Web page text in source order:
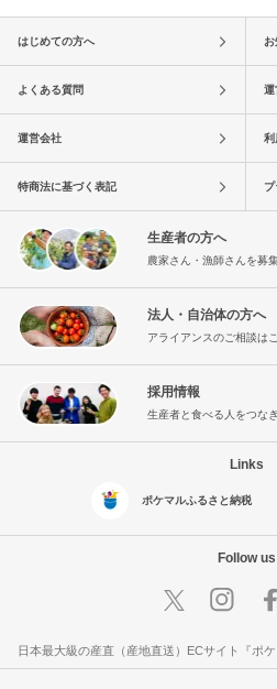
はじめての方へ
よくある質問 運
運営会社 利
特商法に基づく表記
生産者の方へ
農家さん・漁師さんを募
法人・自治体の方へ
アライアンスのご相談は
採用情報
生産者と食べる人をつな
Links
ポケマルふるさと納税
Follow us
日本最大級の産直（産地直送）ECサイト『ポ